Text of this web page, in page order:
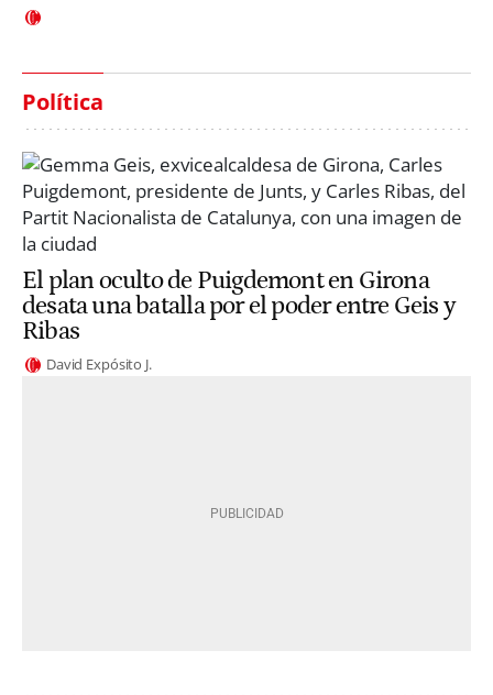
Política
El plan oculto de Puigdemont en Girona
desata una batalla por el poder entre Geis y
Ribas
David Expósito J.